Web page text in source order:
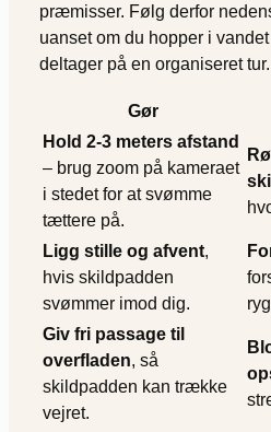
præmisser. Følg derfor
uanset om du hopper i
deltager på en organiseret tur.
Gør
Hold 2-3 meters afstand
– brug zoom på kameraet
i stedet for at svømme
tættere på.
Ligg stille og afvent,
hvis skildpadden
svømmer imod dig.
Giv fri passage til
overfladen, så
skildpadden kan trække
vejret.